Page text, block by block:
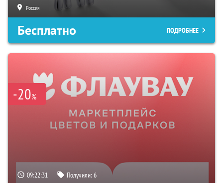
Россия
Бесплатно ПОДРОБНЕЕ
-20%
09:22:30 Получили:6